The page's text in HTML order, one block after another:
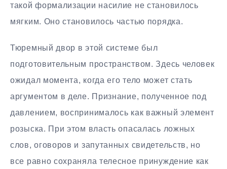
такой формализации насилие не становилось
мягким. Оно становилось частью порядка.
Тюремный двор в этой системе был
подготовительным пространством. Здесь человек
ожидал момента, когда его тело может стать
аргументом в деле. Признание, полученное под
давлением, воспринималось как важный элемент
розыска. При этом власть опасалась ложных
слов, оговоров и запутанных свидетельств, но
все равно сохраняла телесное принуждение как